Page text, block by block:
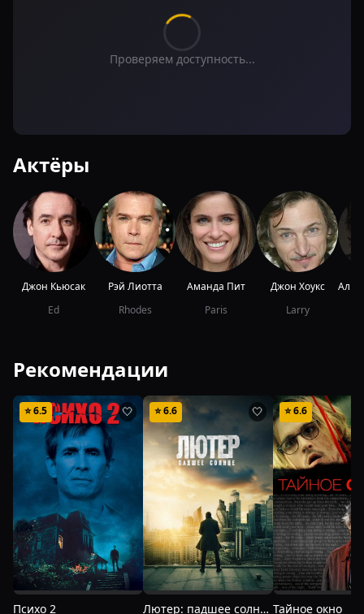
Проверяем доступность...
Актёры
Джон Кьюсак
Ed
Рэй Лиотта
Rhodes
Аманда Пит
Paris
Джон Хоукс
Larry
Рекомендации
⭐6.5 🤍
Психо 2
⭐6.6 🤍
Лютер: падшее солнце
⭐6.6
Тайное окно